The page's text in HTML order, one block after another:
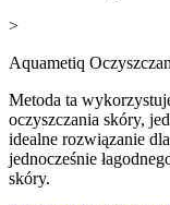
>
Aquametiq
Metoda ta
oczyszczania skóry,
idealne rozwiązanie
jednocześnie
skóry.